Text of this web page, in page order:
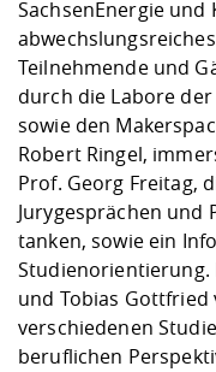
SachsenEnergie und
Teilnehmende und
durch die Labore
sowie den
Robert Ringel,
Prof. Georg Freitag,
Jurygesprächen und
tanken, sowie ein
Studienorientierung.
und Tobias Gottfried
verschiedenen
beruflichen